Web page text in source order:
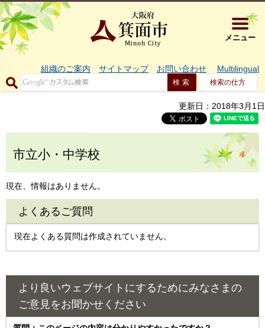
大阪府箕
メニュー
組織のご案内 サイトマップ お問い合わせ Multilingual
検索の仕方
更新日：2018年3月1日
市立小・中学校
現在、情報はありません。
よくあるご質問
現在よくある質問は作成されていません。
より良いウェブサイトにするためにみなさまの
ご意見をお聞かせください